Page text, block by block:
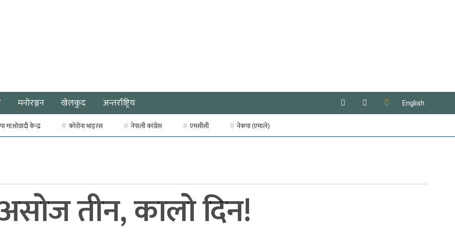
मनोरञ्जन खेलकुद अन्तर्राष्ट्रिय English
माओवादी केन्द्र कोरोना भाइरस नेपाली कांग्रेस एमसीसी नेकपा (एमाले)
असोज तीन, कालो दिन!